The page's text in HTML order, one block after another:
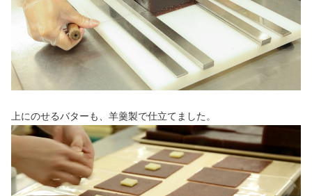
上にのせるバターも、羊羹製で仕立てました。